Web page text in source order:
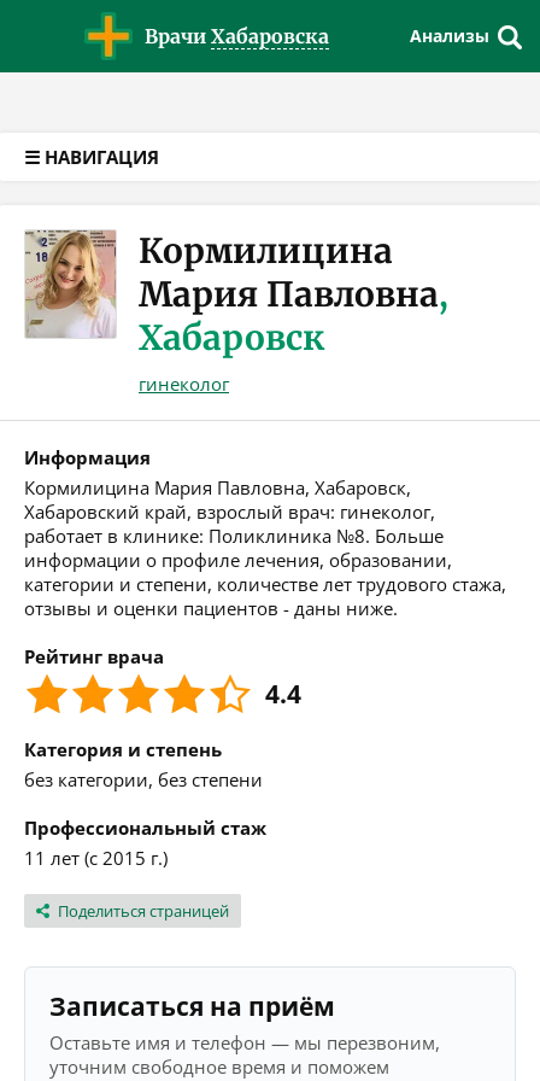
Врачи Хабаровска Анализы
☰ НАВИГАЦИЯ
Кормилицина
Мария Павловна,
Хабаровск
гинеколог
Информация
Кормилицина Мария Павловна, Хабаровск,
Хабаровский край, взрослый врач: гинеколог,
работает в клинике: Поликлиника №8. Больше
информации о профиле лечения, образовании,
категории и степени, количестве лет трудового стажа,
отзывы и оценки пациентов - даны ниже.
Рейтинг врача
4.4
Категория и степень
без категории, без степени
Профессиональный стаж
11 лет (с 2015 г.)
Поделиться страницей
Записаться на приём
Оставьте имя и телефон — мы перезвоним,
уточним свободное время и поможем